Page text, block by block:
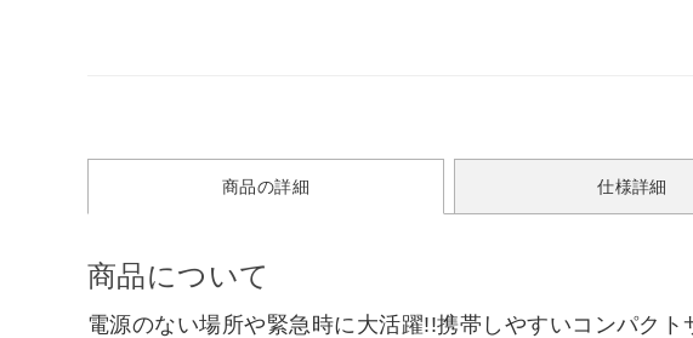
商品の詳細 仕様詳細
商品について
電源のない場所や緊急時に大活躍!!携帯しやすいコンパクト